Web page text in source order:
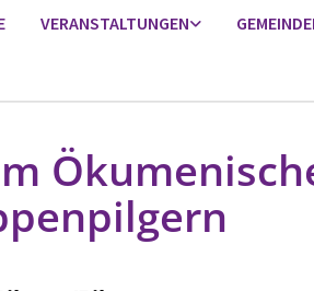
VERANSTALTUNGEN